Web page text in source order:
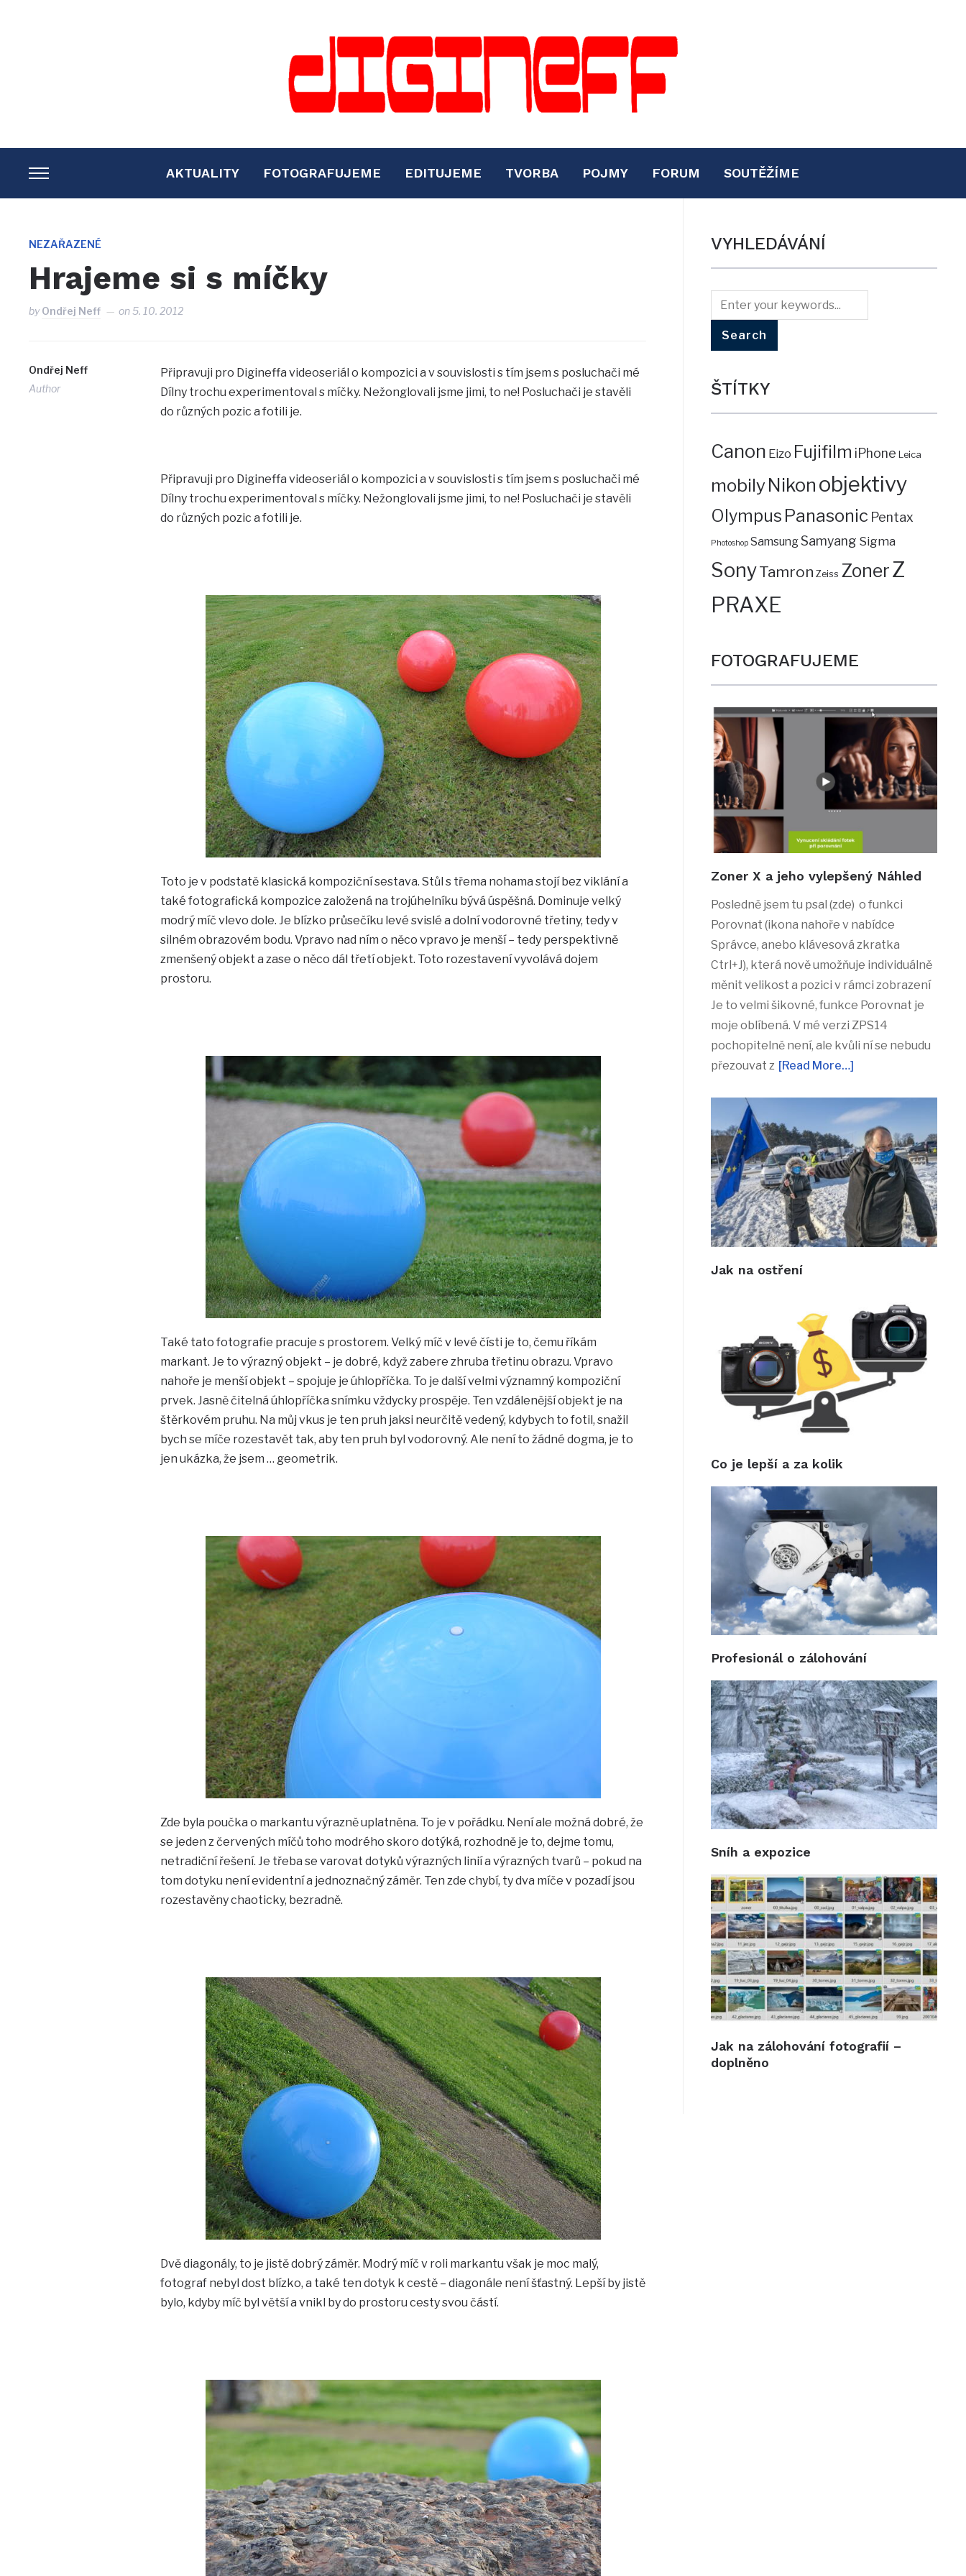
TOGGLE
SIDEBAR
NAVIGATION
AKTUALITY FOTOGRAFUJEME EDITUJEME TVORBA POJMY FORUM SOUTĚŽÍME
NEZAŘAZENÉ
Hrajeme si s míčky
byOndřej Neff on5. 10. 2012
Ondřej Neff
Author
Připravuji pro Digineffa videoseriál o kompozici a v souvislosti s tím jsem s posluchači mé
Dílny trochu experimentoval s míčky. Nežonglovali jsme jimi, to ne! Posluchači je stavěli
do různých pozic a fotili je.
Připravuji pro Digineffa videoseriál o kompozici a v souvislosti s tím jsem s posluchači mé
Dílny trochu experimentoval s míčky. Nežonglovali jsme jimi, to ne! Posluchači je stavěli
do různých pozic a fotili je.
Toto je v podstatě klasická kompoziční sestava. Stůl s třema nohama stojí bez viklání a
také fotografická kompozice založená na trojúhelníku bývá úspěšná. Dominuje velký
modrý míč vlevo dole. Je blízko průsečíku levé svislé a dolní vodorovné třetiny, tedy v
silném obrazovém bodu. Vpravo nad ním o něco vpravo je menší – tedy perspektivně
zmenšený objekt a zase o něco dál třetí objekt. Toto rozestavení vyvolává dojem
prostoru.
Také tato fotografie pracuje s prostorem. Velký míč v levé čísti je to, čemu říkám
markant. Je to výrazný objekt – je dobré, když zabere zhruba třetinu obrazu. Vpravo
nahoře je menší objekt – spojuje je úhlopříčka. To je další velmi významný kompoziční
prvek. Jasně čitelná úhlopříčka snímku vždycky prospěje. Ten vzdálenější objekt je na
štěrkovém pruhu. Na můj vkus je ten pruh jaksi neurčitě vedený, kdybych to fotil, snažil
bych se míče rozestavět tak, aby ten pruh byl vodorovný. Ale není to žádné dogma, je to
jen ukázka, že jsem … geometrik.
Zde byla poučka o markantu výrazně uplatněna. To je v pořádku. Není ale možná dobré, že
se jeden z červených míčů toho modrého skoro dotýká, rozhodně je to, dejme tomu,
netradiční řešení. Je třeba se varovat dotyků výrazných linií a výrazných tvarů – pokud na
tom dotyku není evidentní a jednoznačný záměr. Ten zde chybí, ty dva míče v pozadí jsou
rozestavěny chaoticky, bezradně.
Dvě diagonály, to je jistě dobrý záměr. Modrý míč v roli markantu však je moc malý,
fotograf nebyl dost blízko, a také ten dotyk k cestě – diagonále není šťastný. Lepší by jistě
bylo, kdyby míč byl větší a vnikl by do prostoru cesty svou částí.
VYHLEDÁVÁNÍ
ŠTÍTKY
Canon Eizo Fujifilm iPhone Leica
mobilyNikon objektivy
Olympus Panasonic Pentax
Photoshop SamsungSamyang Sigma
SonyTamron Zeiss ZonerZ
PRAXE
FOTOGRAFUJEME
Zoner X a jeho vylepšený Náhled
Posledně jsem tu psal (zde) o funkci
Porovnat (ikona nahoře v nabídce
Správce, anebo klávesová zkratka
Ctrl+J), která nově umožňuje individuálně
měnit velikost a pozici v rámci zobrazení
Je to velmi šikovné, funkce Porovnat je
moje oblíbená. V mé verzi ZPS14
pochopitelně není, ale kvůli ní se nebudu
přezouvat z [Read More…]
Jak na ostření
Co je lepší a za kolik
Profesionál o zálohování
Sníh a expozice
Jak na zálohování fotografií –
doplněno